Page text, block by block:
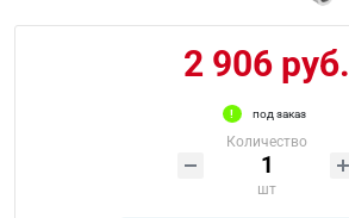
2 906 руб.
под заказ
Количество
шт